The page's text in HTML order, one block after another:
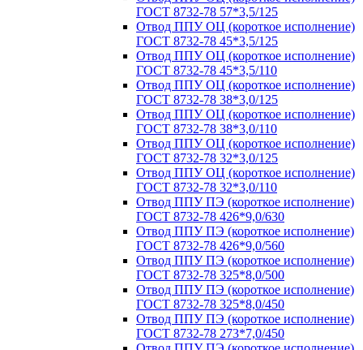
ГОСТ 8732-78 57*3,5/125
Отвод ППУ ОЦ (короткое исполнение)
ГОСТ 8732-78 45*3,5/125
Отвод ППУ ОЦ (короткое исполнение)
ГОСТ 8732-78 45*3,5/110
Отвод ППУ ОЦ (короткое исполнение)
ГОСТ 8732-78 38*3,0/125
Отвод ППУ ОЦ (короткое исполнение)
ГОСТ 8732-78 38*3,0/110
Отвод ППУ ОЦ (короткое исполнение)
ГОСТ 8732-78 32*3,0/125
Отвод ППУ ОЦ (короткое исполнение)
ГОСТ 8732-78 32*3,0/110
Отвод ППУ ПЭ (короткое исполнение)
ГОСТ 8732-78 426*9,0/630
Отвод ППУ ПЭ (короткое исполнение)
ГОСТ 8732-78 426*9,0/560
Отвод ППУ ПЭ (короткое исполнение)
ГОСТ 8732-78 325*8,0/500
Отвод ППУ ПЭ (короткое исполнение)
ГОСТ 8732-78 325*8,0/450
Отвод ППУ ПЭ (короткое исполнение)
ГОСТ 8732-78 273*7,0/450